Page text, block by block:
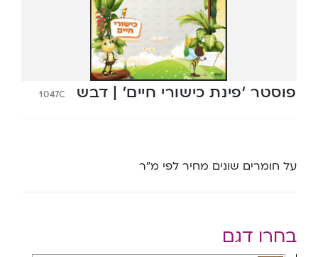
פוסטר ‘פינת כישורי חיים’ | דבש 1047C
על חומרים שונים מחיר לפי מ”ר
בחרו דגם